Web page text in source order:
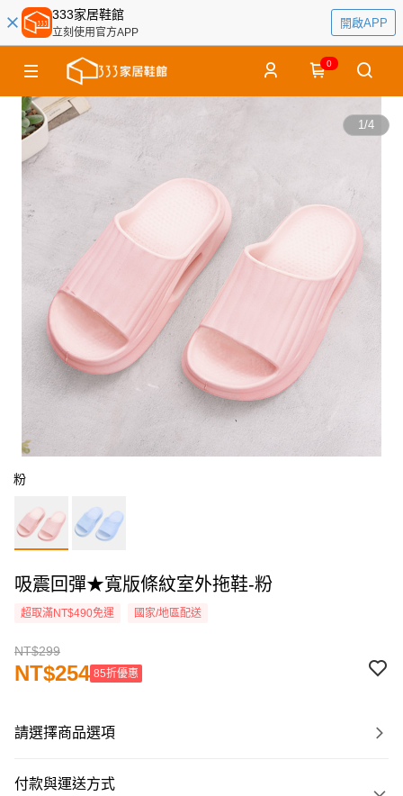
333家居鞋館
立刻使用官方APP
開啟APP
0
1/4
粉
吸震回彈★寬版條紋室外拖鞋-粉
超取滿NT$490免運 國家/地區配送
NT$299
NT$254 85折優惠
請選擇商品選項
付款與運送方式